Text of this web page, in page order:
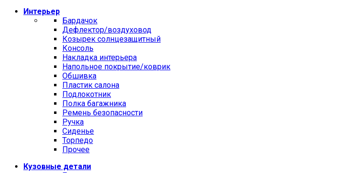
Интерьер
Бардачок
Дефлектор/воздуховод
Козырек солнцезащитный
Консоль
Накладка интерьера
Напольное покрытие/коврик
Обшивка
Пластик салона
Подлокотник
Полка багажника
Ремень безопасности
Ручка
Сиденье
Торпедо
Прочее
Кузовные детали